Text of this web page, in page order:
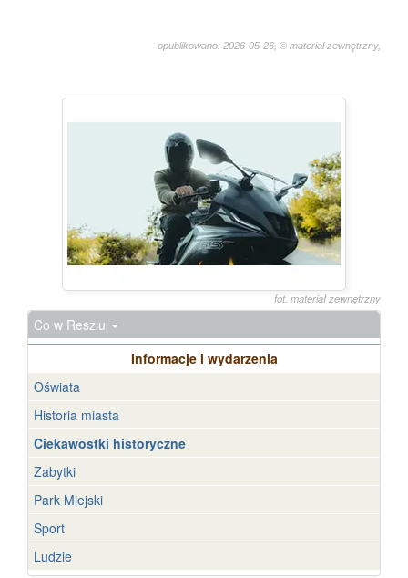
opublikowano: 2026-05-26, © materiał zewnętrzny,
fot. materiał zewnętrzny
Co w Reszlu
Informacje i wydarzenia
Oświata
Historia miasta
Ciekawostki historyczne
Zabytki
Park Miejski
Sport
Ludzie